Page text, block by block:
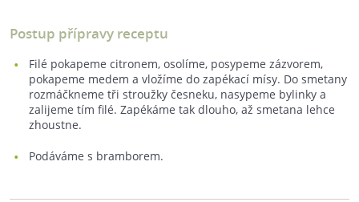
Postup přípravy receptu
Filé pokapeme citronem, osolíme, posypeme zázvorem,
pokapeme medem a vložíme do zapékací mísy. Do smetany
rozmáčkneme tři stroužky česneku, nasypeme bylinky a
zalijeme tím filé. Zapékáme tak dlouho, až smetana lehce
zhoustne.
Podáváme s bramborem.